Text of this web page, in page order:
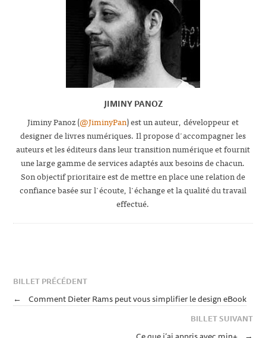
JIMINY PANOZ
Jiminy Panoz (@JiminyPan) est un auteur, développeur et
designer de livres numériques. Il propose d'accompagner les
auteurs et les éditeurs dans leur transition numérique et fournit
une large gamme de services adaptés aux besoins de chacun.
Son objectif prioritaire est de mettre en place une relation de
confiance basée sur l'écoute, l'échange et la qualité du travail
effectué.
BILLET PRÉCÉDENT
← Comment Dieter Rams peut vous simplifier le design eBook
BILLET SUIVANT